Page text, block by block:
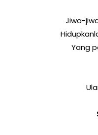
Jiwa-
Yang